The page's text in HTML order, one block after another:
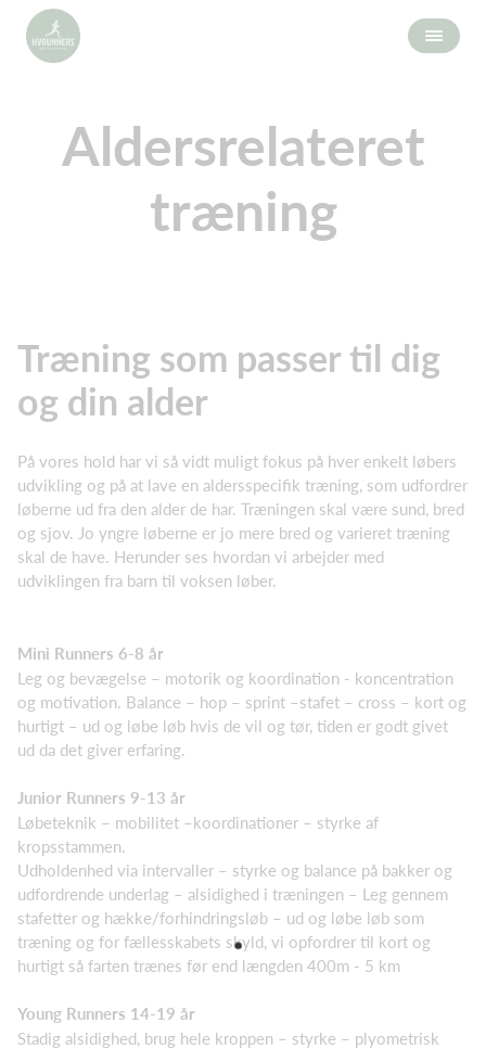
Aldersrelateret
træning
Træning som passer til dig
og din alder
På vores hold har vi så vidt muligt fokus på hver enkelt løbers
udvikling og på at lave en aldersspecifik træning, som udfordrer
løberne ud fra den alder de har. Træningen skal være sund, bred
og sjov. Jo yngre løberne er jo mere bred og varieret træning
skal de have. Herunder ses hvordan vi arbejder med
udviklingen fra barn til voksen løber.
Mini Runners 6-8 år
Leg og bevægelse – motorik og koordination - koncentration
og motivation. Balance – hop – sprint –stafet – cross – kort og
hurtigt – ud og løbe løb hvis de vil og tør, tiden er godt givet
ud da det giver erfaring.
Junior Runners 9-13 år
Løbeteknik – mobilitet –koordinationer – styrke af
kropsstammen.
Udholdenhed via intervaller – styrke og balance på bakker og
udfordrende underlag – alsidighed i træningen – Leg gennem
stafetter og hække/forhindringsløb – ud og løbe løb som
træning og for fællesskabets skyld, vi opfordrer til kort og
hurtigt så farten trænes før end længden 400m - 5 km
Young Runners 14-19 år
Stadig alsidighed, brug hele kroppen – styrke – plyometrisk